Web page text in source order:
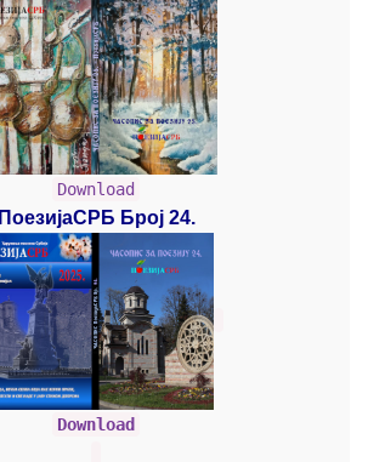
Download
ПоезијаСРБ Број 24.
Download